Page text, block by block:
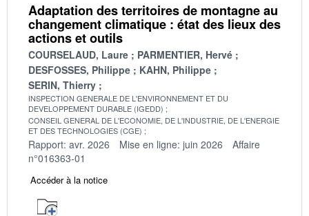
Adaptation des territoires de montagne au
changement climatique : état des lieux des
actions et outils
COURSELAUD, Laure
PARMENTIER, Hervé
DESFOSSES, Philippe
KAHN, Philippe
SERIN, Thierry
INSPECTION GENERALE DE L'ENVIRONNEMENT ET DU
DEVELOPPEMENT DURABLE (IGEDD)
CONSEIL GENERAL DE L'ECONOMIE, DE L'INDUSTRIE, DE L'ENERGIE
ET DES TECHNOLOGIES (CGE)
Rapport: avr. 2026 Mise en ligne: juin 2026
Affaire
n°016363-01
Accéder à la notice